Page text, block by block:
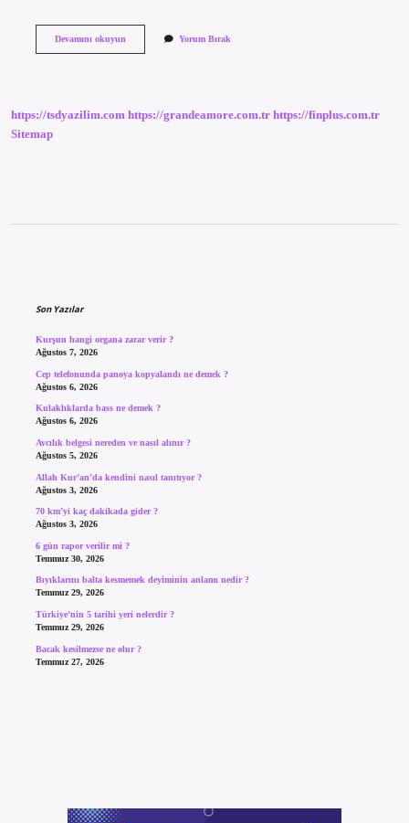
Devamını okuyunDispozofobi
Yorum Bırak
https://tsdyazilim.com https://grandeamore.com.tr https://finplus.com.tr
Sitemap
Son Yazılar
Kurşun hangi organa zarar verir ?
Ağustos 7, 2026
Cep telefonunda panoya kopyalandı ne demek ?
Ağustos 6, 2026
Kulaklıklarda bass ne demek ?
Ağustos 6, 2026
Avcılık belgesi nereden ve nasıl alınır ?
Ağustos 5, 2026
Allah Kur’an’da kendini nasıl tanıtıyor ?
Ağustos 3, 2026
70 km’yi kaç dakikada gider ?
Ağustos 3, 2026
6 gün rapor verilir mi ?
Temmuz 30, 2026
Bıyıklarını balta kesmemek deyiminin anlamı nedir ?
Temmuz 29, 2026
Türkiye’nin 5 tarihi yeri nelerdir ?
Temmuz 29, 2026
Bacak kesilmezse ne olur ?
Temmuz 27, 2026